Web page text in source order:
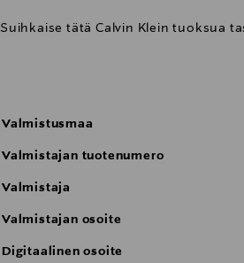
Suihkaise tätä Calvin Klein tuoksua
Pohjatuoksu: Vaniljauute ja myski
Valmistusmaa
Valmistajan tuotenumero
Valmistaja
Valmistajan osoite
Digitaalinen osoite